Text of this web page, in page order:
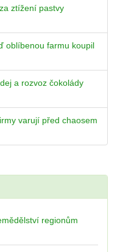
ztížení pastvy
oblíbenou farmu koupil
a rozvoz čokolády
varují před chaosem
regionům